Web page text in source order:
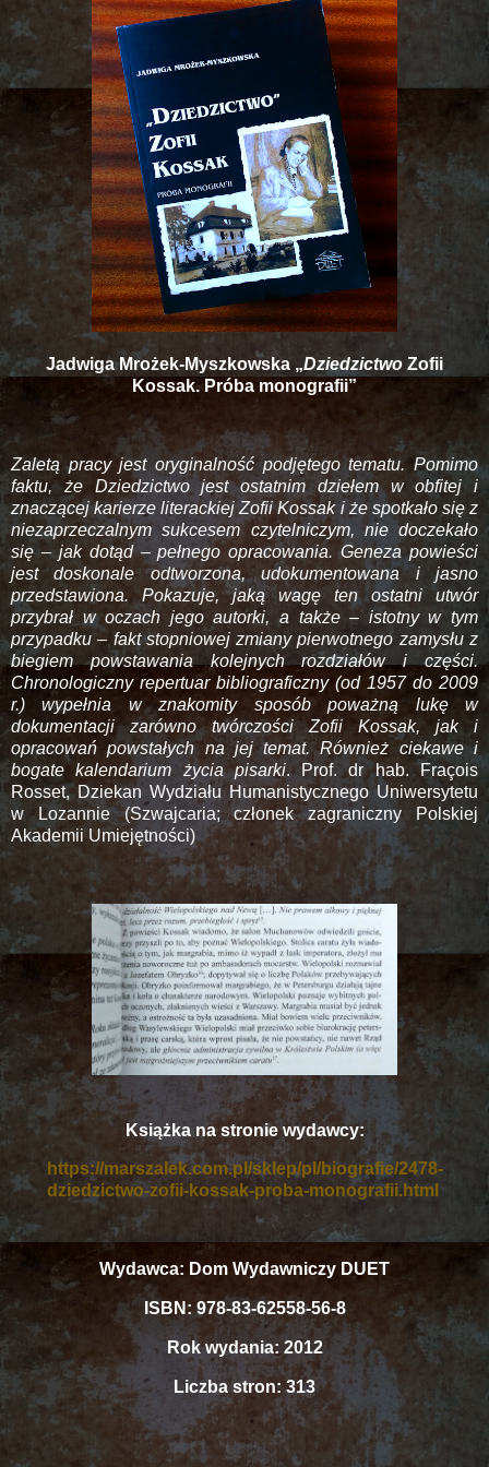
Jadwiga Mrożek-Myszkowska „Dziedzictwo Zofii
Kossak. Próba monografii”
Zaletą pracy jest oryginalność podjętego tematu. Pomimo
faktu, że Dziedzictwo jest ostatnim dziełem w obfitej i
znaczącej karierze literackiej Zofii Kossak i że spotkało się z
niezaprzeczalnym sukcesem czytelniczym, nie doczekało
się – jak dotąd – pełnego opracowania. Geneza powieści
jest doskonale odtworzona, udokumentowana i jasno
przedstawiona. Pokazuje, jaką wagę ten ostatni utwór
przybrał w oczach jego autorki, a także – istotny w tym
przypadku – fakt stopniowej zmiany pierwotnego zamysłu z
biegiem powstawania kolejnych rozdziałów i części.
Chronologiczny repertuar bibliograficzny (od 1957 do 2009
r.) wypełnia w znakomity sposób poważną lukę w
dokumentacji zarówno twórczości Zofii Kossak, jak i
opracowań powstałych na jej temat. Również ciekawe i
bogate kalendarium życia pisarki. Prof. dr hab. Fraçois
Rosset, Dziekan Wydziału Humanistycznego Uniwersytetu
w Lozannie (Szwajcaria; członek zagraniczny Polskiej
Akademii Umiejętności)
Książka na stronie wydawcy:
https://marszalek.com.pl/sklep/pl/biografie/2478-
dziedzictwo-zofii-kossak-proba-monografii.html
Wydawca: Dom Wydawniczy DUET
ISBN: 978-83-62558-56-8
Rok wydania: 2012
Liczba stron: 313